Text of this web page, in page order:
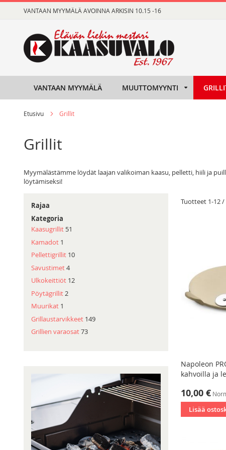
to
VANTAAN MYYMÄLÄ AVOINNA ARKISIN 10.15 -16
VANTAAN MYYMÄLÄ MUUTTOMYYNTI
Etusivu Grillit
Grillit
Myymälästämme löydät laajan valikoiman kaasu, pelletti, hiili ja
löytämiseksi!
Tuotteet 1-12/
Napoleon
kahvoilla ja
Tarjoushinta
10,00 €
Lisää
Rajaa
Kategoria
Kaasugrillit 51
Kamadot 1
Pellettigrillit 10
Savustimet4
Ulkokeittiöt 12
Pöytägrillit2
Muurikat 1
Grillaustarvikkeet 149
Grillien varaosat73